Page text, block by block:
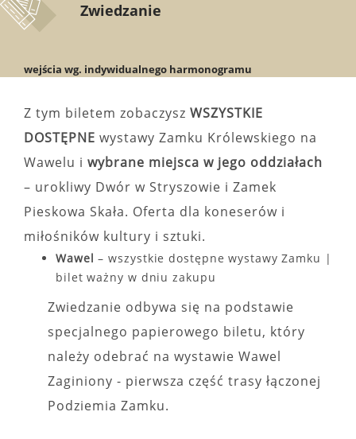
Zwiedzanie
wejścia wg. indywidualnego harmonogramu
Z tym biletem zobaczysz WSZYSTKIE
DOSTĘPNE wystawy Zamku Królewskiego na
Wawelu i wybrane miejsca w jego oddziałach
– urokliwy Dwór w Stryszowie i Zamek
Pieskowa Skała. Oferta dla koneserów i
miłośników kultury i sztuki.
Wawel – wszystkie dostępne wystawy Zamku |
bilet ważny w dniu zakupu
Zwiedzanie odbywa się na podstawie
specjalnego papierowego biletu, który
należy odebrać na wystawie Wawel
Zaginiony - pierwsza część trasy łączonej
Podziemia Zamku.